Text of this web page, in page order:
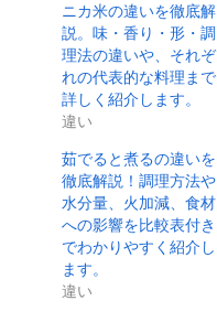
ニカ米の違いを徹底解
説。味・香り・形・調
理法の違いや、それぞ
れの代表的な料理まで
詳しく紹介します。
違い
茹でると煮るの違いを
徹底解説！調理方法や
水分量、火加減、食材
への影響を比較表付き
でわかりやすく紹介し
ます。
違い